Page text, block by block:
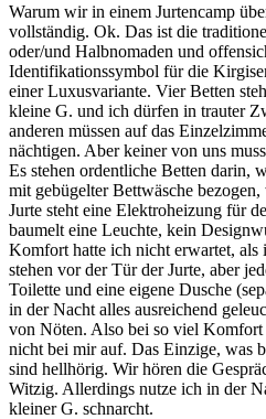
Warum wir in einem Jurtencamp
vollständig. Ok. Das ist die
oder/und Halbnomaden und
Identifikationssymbol für die
einer Luxusvariante. Vier Betten
kleine G. und ich dürfen in trauter
anderen müssen auf das
nächtigen. Aber keiner von uns
Es stehen ordentliche Betten darin,
mit gebügelter Bettwäsche
Jurte steht eine Elektroheizung für
baumelt eine Leuchte, kein
Komfort hatte ich nicht erwartet, als
stehen vor der Tür der Jurte, aber
Toilette und eine eigene Dusche
in der Nacht alles ausreichend
von Nöten. Also bei so viel Komfort
nicht bei mir auf. Das Einzige, was
sind hellhörig. Wir hören die
Witzig. Allerdings nutze ich in der
kleiner G. schnarcht.